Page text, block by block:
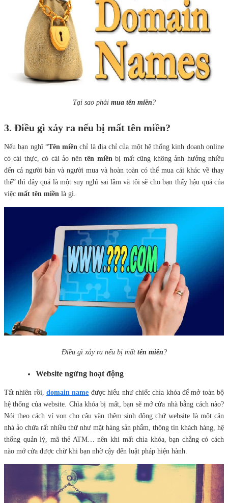
Tại sao phải mua tên miền ?
3. Điều gì xảy ra nếu bị mất tên miền?
Nếu bạn nghĩ “Tên miền chỉ là địa chỉ của một hệ thống kinh doanh online
có cái thực, có cái ảo nêntên miềnbị mất cũng không ảnh hưởng nhiều
đến cả người bán và người mua và hoàn toàn có thể mua cái khác về thay
thế” thì đây quả là một suy nghĩ sai lầm và tôi sẽ cho bạn thấy hậu quả của
việc mất tên miền là gì.
Điều gì xảy ra nếu bị mất tên miền ?
Website ngừng hoạt động
Tất nhiên rồi,domain name được hiểu như chiếc chìa khóa để mở toàn bộ
hệ thống của website. Chìa khóa bị mất, bạn sẽ mở cửa nhà bằng cách nào?
Nói theo cách ví von cho câu văn thêm sinh động chứ website là một căn
nhà ảo chứa rất nhiều thứ như mặt hàng sản phẩm, thông tin khách hàng, hệ
thống quản lý, mã thẻ ATM… nên khi mất chìa khóa, bạn chẳng có cách
nào mở cửa được chừ khi bạn nhờ cậy đến luật pháp hiện hành.